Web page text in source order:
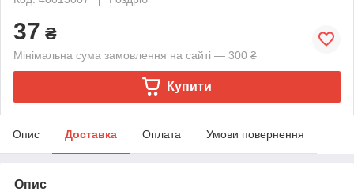
37 ₴
Мінімальна сума замовлення на сайті — 300 ₴
Купити
Опис Доставка Оплата Умови повернення
Опис